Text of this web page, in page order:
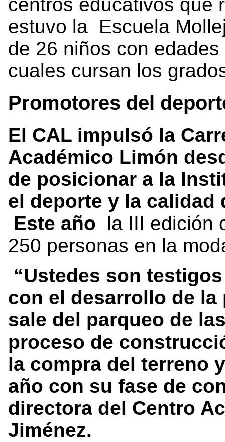
estuvo la Escuela
de 26 niños con
cuales cursan los
Promotores del
El CAL impulsó la
Académico Limón
de posicionar a la
el deporte y la calidad
Este año la III edición
250 personas en la
“Ustedes son
con el desarrollo de
sale del parqueo de
proceso de
la compra del terreno
año con su fase de
directora del Centro
Jiménez.